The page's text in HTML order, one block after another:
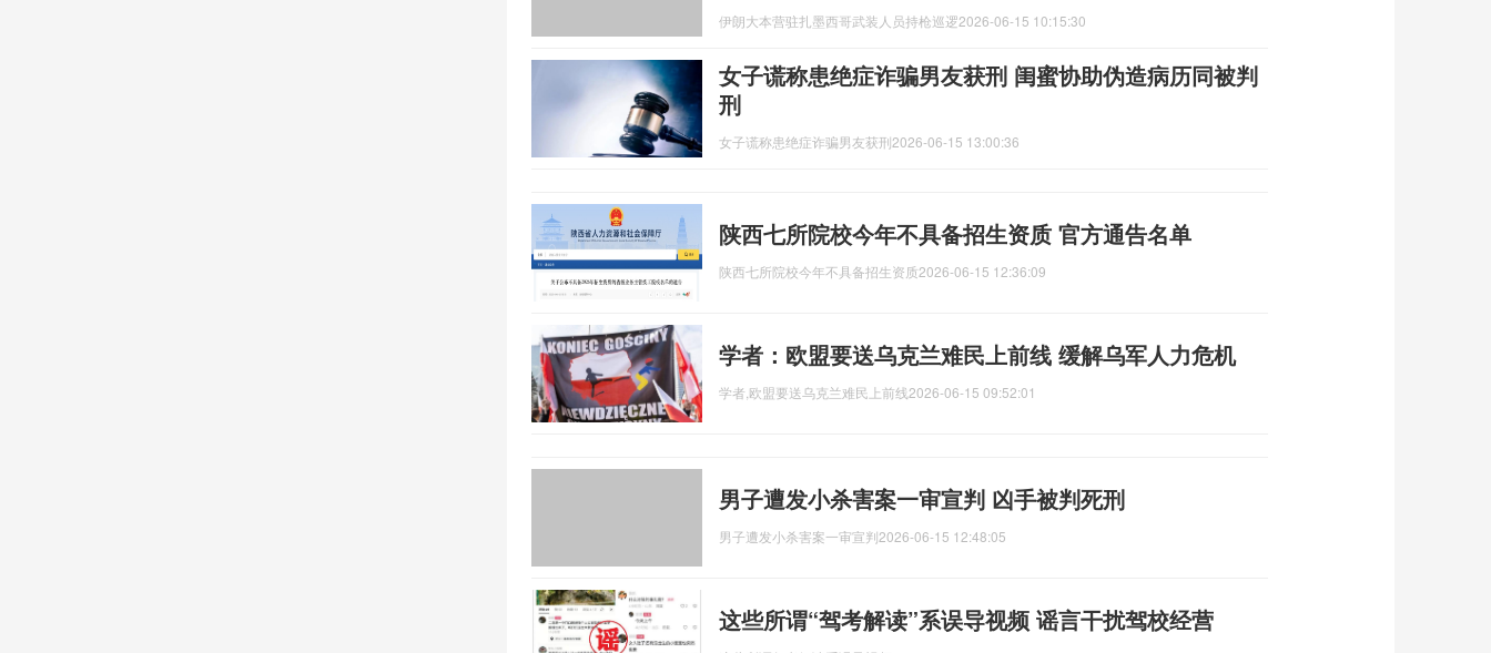
伊朗大本营驻扎墨西哥武装人员持枪巡逻2026-06-15 10:15:30
女子谎称患绝症诈骗男友获刑 闺蜜协助伪造病历同被判
刑
女子谎称患绝症诈骗男友获刑2026-06-15 13:00:36
陕西七所院校今年不具备招生资质 官方通告名单
陕西七所院校今年不具备招生资质2026-06-15 12:36:09
学者：欧盟要送乌克兰难民上前线 缓解乌军人力危机
学者,欧盟要送乌克兰难民上前线2026-06-15 09:52:01
男子遭发小杀害案一审宣判 凶手被判死刑
男子遭发小杀害案一审宣判2026-06-15 12:48:05
这些所谓“驾考解读”系误导视频 谣言干扰驾校经营